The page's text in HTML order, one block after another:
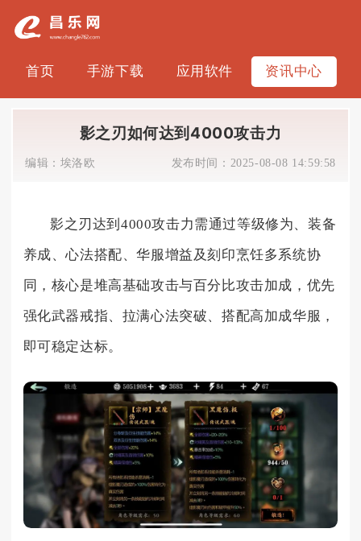
首页 手游下载 应用软件 资讯中心
影之刃如何达到4000攻击力
编辑： 埃洛欧 发布时间： 2025-08-08 14:59:58
影之刃达到4000攻击力需通过等级修为、装备
养成、心法搭配、华服增益及刻印烹饪多系统协
同，核心是堆高基础攻击与百分比攻击加成，优先
强化武器戒指、拉满心法突破、搭配高加成华服，
即可稳定达标。